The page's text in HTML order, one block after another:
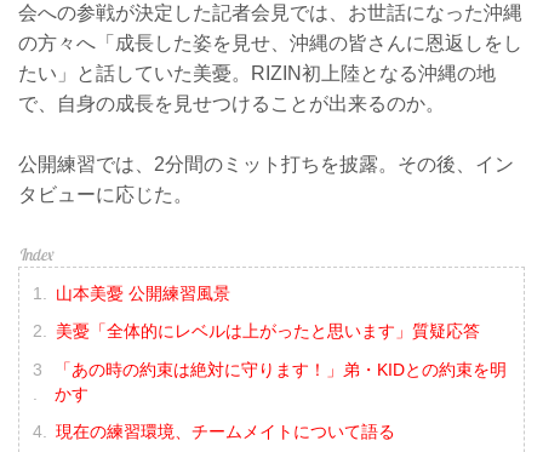
会への参戦が決定した記者会見では、お世話になった沖縄
の方々へ「成長した姿を見せ、沖縄の皆さんに恩返しをし
たい」と話していた美憂。RIZIN初上陸となる沖縄の地
で、自身の成長を見せつけることが出来るのか。
公開練習では、2分間のミット打ちを披露。その後、イン
タビューに応じた。
山本美憂 公開練習風景
美憂「全体的にレベルは上がったと思います」質疑応答
「あの時の約束は絶対に守ります！」弟・KIDとの約束を明
かす
現在の練習環境、チームメイトについて語る